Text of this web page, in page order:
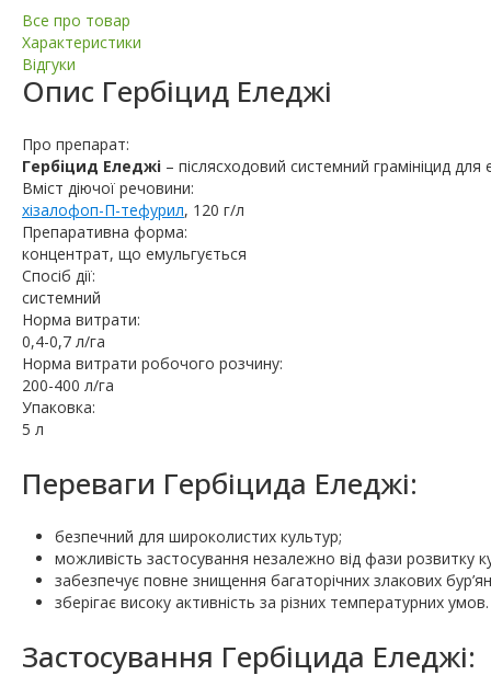
Все про товар
Характеристики
Відгуки
Опис Гербіцид Еледжі
Про препарат:
Гербіцид Еледжі – післясходовий системний грамініцид
Вміст діючої речовини:
хізалофоп-П-тефурил, 120 г/л
Препаративна форма:
концентрат, що емульгується
Спосіб дії:
системний
Норма витрати:
0,4-0,7 л/га
Норма витрати робочого розчину:
200-400 л/га
Упаковка:
5 л
Переваги Гербіцида Еледжі:
безпечний для широколистих культур;
можливість застосування незалежно від фази розвитку
забезпечує повне знищення багаторічних злакових
зберігає високу активність за різних температурних умов.
Застосування Гербіцида Еледжі: